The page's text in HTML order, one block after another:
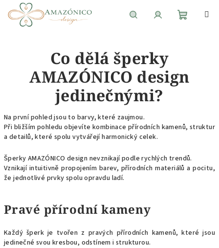
Co dělá šperky
AMAZÓNICO design
jedinečnými?
Na první pohled jsou to barvy, které zaujmou.
Při bližším pohledu objevíte kombinace přírodních kamenů, struktur
a detailů, které spolu vytvářejí harmonický celek.
Šperky AMAZÓNICO design nevznikají podle rychlých trendů.
Vznikají intuitivně propojením barev, přírodních materiálů a pocitu,
že jednotlivé prvky spolu opravdu ladí.
Pravé přírodní kameny
Každý šperk je tvořen z pravých přírodních kamenů, které jsou
jedinečné svou kresbou, odstínem i strukturou.